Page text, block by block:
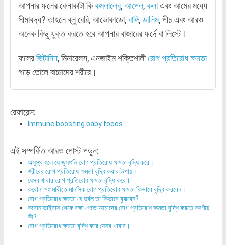
আপনার ফলের কেনাকাটা কিকমলালেবু,আপেল,কলাএবং আমের মধ্যে
সীমাবদ্ধ? তাহলে ব্লু বেরি, আভোকাডো,বাঙ্গি,ডালিম, পীচ এবং আরও
অনেক কিছু যুক্ত করতে হবে আপনার বাজারের ফর্দে বা লিস্টে।
ফলেরভিটামিন, মিনারেলস, এনজাইম শক্তিশালীরোগ প্রতিরোধ ক্ষমতা
গড়ে তোলে বাচ্চাদের শরীরে।
রেফারেন্স:
Immune boosting baby foods
এই সম্পর্কিত আরও পোস্ট পড়ুন:
অসুস্থ হলে যে জুসগুলি রোগ প্রতিরোধ ক্ষমতা বৃদ্ধি করে।
শরীরের রোগ প্রতিরোধ ক্ষমতা বৃদ্ধি করার উপায়।
যেসব খাবার রোগ প্রতিরোধ ক্ষমতা বৃদ্ধি করে।
করোনা মহামারীতে মানসিক রোগ প্রতিরোধ ক্ষমতা কিভাবে বৃদ্ধি করবেন।
রোগ প্রতিরোধ ক্ষমতা যে দুর্বল তা কিভাবে বুঝবেন?
করোনাভাইরাস থেকে রক্ষা পেতে আমাদের রোগ প্রতিরোধ ক্ষমতা বৃদ্ধি করতে করণীয়
কী?
রোগ প্রতিরোধ ক্ষমতা বৃদ্ধি করে যেসব খাবার।